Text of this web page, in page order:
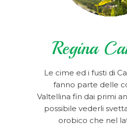
Regina
Le cime ed i fusti di
fanno parte delle
Valtellina fin dai primi
possibile vederli
orobico che nel